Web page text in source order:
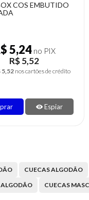
COS EMBUTIDO
5,24no PIX
R$ 5,52
5,52 nos cartões de crédito
Espiar
CUECAS ALGODÃO
ALGODÃO CUECAS